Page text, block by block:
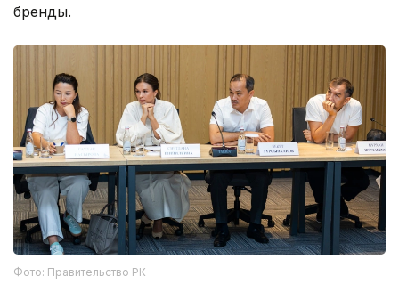
бренды.
Фото: Правительство РК